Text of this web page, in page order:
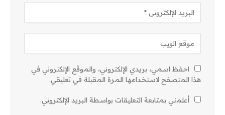
احفظ اسمي، بريدي الإلكتروني، والموقع الإلكتروني في
هذا المتصفح لاستخدامها المرة المقبلة في تعليقي.
أعلمني بمتابعة التعليقات بواسطة البريد الإلكتروني.